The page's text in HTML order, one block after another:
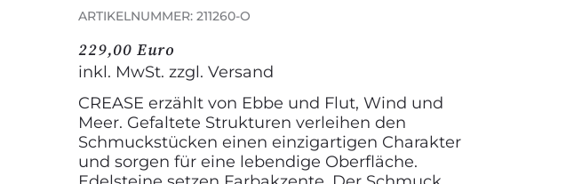
ARTIKELNUMMER: 211260-O
229,00 Euro
inkl. MwSt. zzgl. Versand
CREASE erzählt von Ebbe und Flut, Wind und
Meer. Gefaltete Strukturen verleihen den
Schmuckstücken einen einzigartigen Charakter
und sorgen für eine lebendige Oberfläche.